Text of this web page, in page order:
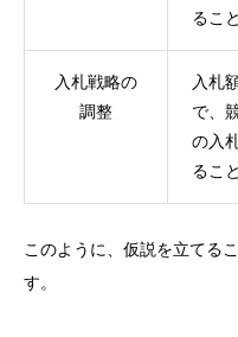
るこ
入札戦略の
調整
入札
で、
の入
るこ
このように、仮説を立てる
す。